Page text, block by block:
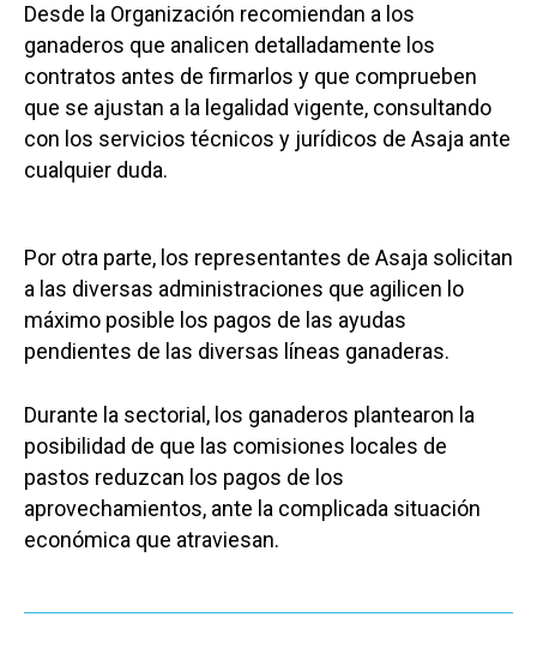
Desde la Organización recomiendan a los
ganaderos que analicen detalladamente los
contratos antes de firmarlos y que comprueben
que se ajustan a la legalidad vigente, consultando
con los servicios técnicos y jurídicos de Asaja ante
cualquier duda.
Por otra parte, los representantes de Asaja solicitan
a las diversas administraciones que agilicen lo
máximo posible los pagos de las ayudas
pendientes de las diversas líneas ganaderas.
Durante la sectorial, los ganaderos plantearon la
posibilidad de que las comisiones locales de
pastos reduzcan los pagos de los
aprovechamientos, ante la complicada situación
económica que atraviesan.